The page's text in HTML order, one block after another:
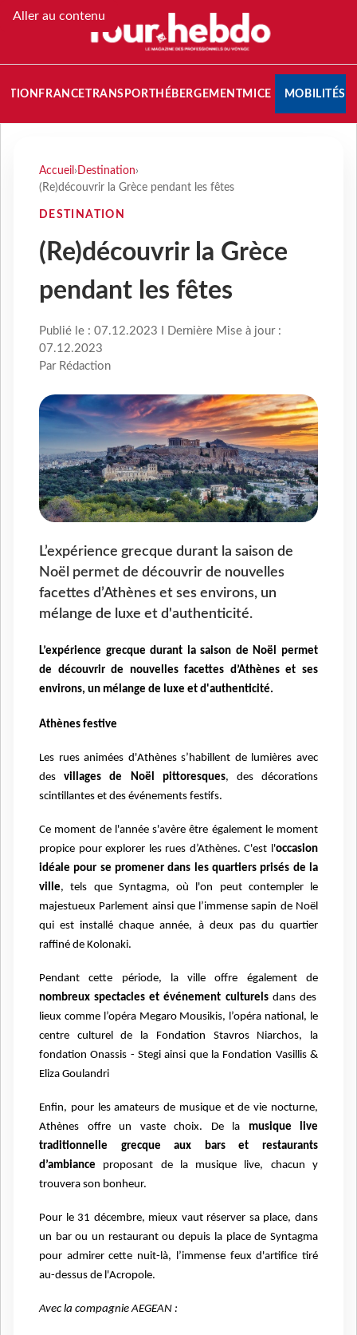
Aller au contenu
FRANCETRANSPORT HÉBERGEMENTMICE MOBILITÉS
Accueil › Destination›
(Re)découvrir la Grèce pendant les fêtes
DESTINATION
(Re)découvrir la Grèce
pendant les fêtes
Publié le : 07.12.2023 I Dernière Mise à jour :
07.12.2023
Par Rédaction
L’expérience grecque durant la saison de
Noël permet de découvrir de nouvelles
facettes d’Athènes et ses environs, un
mélange de luxe et d'authenticité.
L’expérience grecque durant la saison de Noël permet
de découvrir de nouvelles facettes d’Athènes et ses
environs, un mélange de luxe et d'authenticité.
Athènes festive
Les rues animées d'Athènes s’habillent de lumières avec
desvillages de Noël pittoresques, des décorations
scintillantes et des événements festifs.
Ce moment de l'année s'avère être également le moment
propice pour explorer les rues d’Athènes. C'est l'occasion
idéale pour se promener dans les quartiers prisés de la
ville, tels que Syntagma, où l'on peut contempler le
majestueux Parlement ainsi que l’immense sapin de Noël
qui est installé chaque année, à deux pas du quartier
raffiné de Kolonaki.
Pendant cette période, la ville offre également de
nombreux spectacles et événement culturels dans des
lieux comme l’opéra Megaro Mousikis, l’opéra national, le
centre culturel de la Fondation Stavros Niarchos, la
fondation Onassis - Stegi ainsi que la Fondation Vasillis &
Eliza Goulandri
Enfin, pour les amateurs de musique et de vie nocturne,
Athènes offre un vaste choix. De la musique live
traditionnelle grecque aux bars et restaurants
d’ambiance proposant de la musique live, chacun y
trouvera son bonheur.
Pour le 31 décembre, mieux vaut réserver sa place, dans
un bar ou un restaurant ou depuis la place de Syntagma
pour admirer cette nuit-là, l’immense feux d'artifice tiré
au-dessus de l'Acropole.
Avec la compagnie AEGEAN :